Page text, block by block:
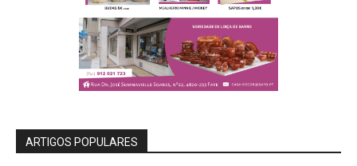
ARTIGOS POPULARES